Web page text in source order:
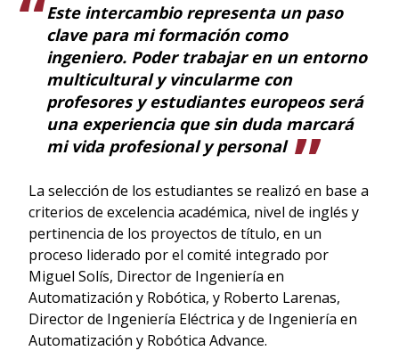
Este intercambio representa un paso
clave para mi formación como
ingeniero. Poder trabajar en un entorno
multicultural y vincularme con
profesores y estudiantes europeos será
una experiencia que sin duda marcará
mi vida profesional y personal
La selección de los estudiantes se realizó en base a
criterios de excelencia académica, nivel de inglés y
pertinencia de los proyectos de título, en un
proceso liderado por el comité integrado por
Miguel Solís, Director de Ingeniería en
Automatización y Robótica, y Roberto Larenas,
Director de Ingeniería Eléctrica y de Ingeniería en
Automatización y Robótica Advance.